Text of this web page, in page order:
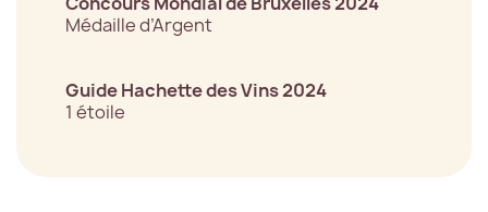
Médaille d’Argent
Guide Hachette des Vins 2024
1 étoile